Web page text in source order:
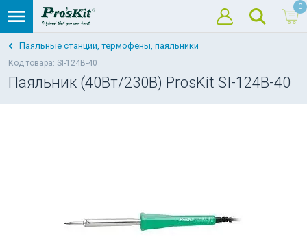
0
Паяльные станции, термофены, паяльники
Код товара: SI-124B-40
Паяльник (40Вт/230В) ProsKit SI-124B-40